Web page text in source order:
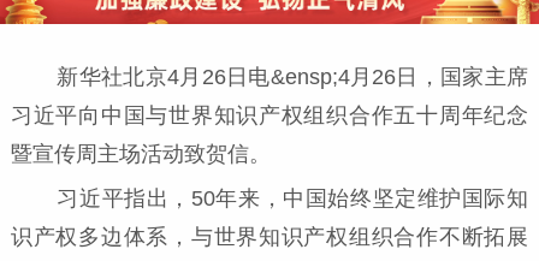
新华社北京4月26日电&ensp;4月26日，国家主席
习近平向中国与世界知识产权组织合作五十周年纪念
暨宣传周主场活动致贺信。
习近平指出，50年来，中国始终坚定维护国际知
识产权多边体系，与世界知识产权组织合作不断拓展